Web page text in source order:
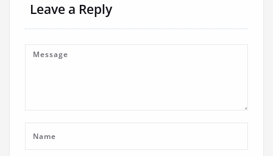
Leave a Reply